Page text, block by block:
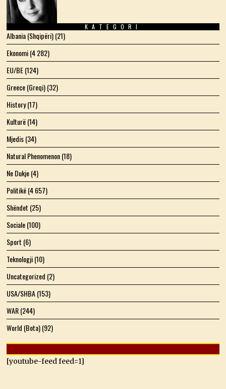
KATEGORI
Albania (Shqipëri)(21)
Ekonomi(4 282)
EU/BE(124)
Greece (Greqi)(32)
History(17)
Kulturë(14)
Mjedis(34)
Natural Phenomenon(18)
Ne Dukje(4)
Politikë(4 657)
Shëndet (25)
Sociale(100)
Sport (6)
Teknologji(10)
Uncategorized (2)
USA/SHBA(153)
WAR(244)
World (Bota)(92)
[youtube-feed feed=1]